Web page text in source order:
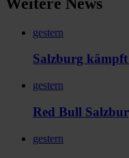
gestern
Salzburg
gestern
Red Bull
gestern